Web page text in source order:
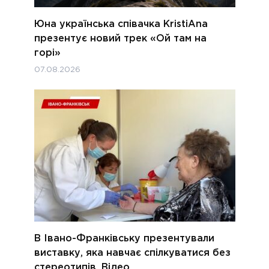
Юна українська співачка KristiAna
презентує новий трек «Ой там на
горі»
07.08.2026
В Івано-Франківську презентували
виставку, яка навчає спілкуватися без
стереотипів. Відео